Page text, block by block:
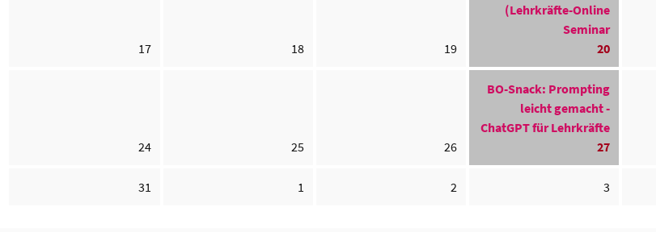
17 18 19
(Lehrkräfte-Online
Seminar
20
24 25 26
BO-Snack: Prompting
leicht gemacht -
ChatGPT für Lehrkräfte
27
31 1 2 3